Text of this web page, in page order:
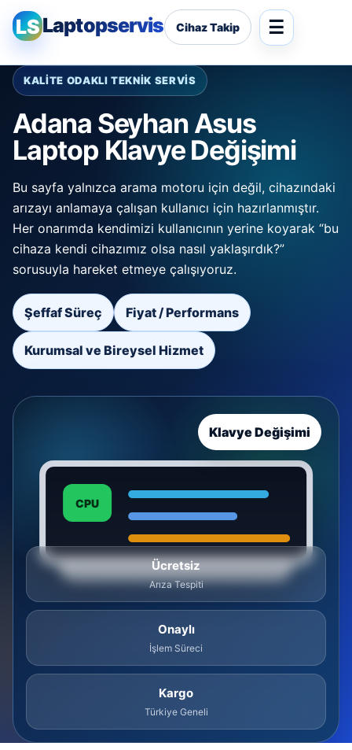
LSLaptopservis Cihaz Takip
KALİTE ODAKLI TEKNİK SERVİS
Adana Seyhan Asus
Laptop Klavye Değişimi
Bu sayfa yalnızca arama motoru için değil, cihazındaki
arızayı anlamaya çalışan kullanıcı için hazırlanmıştır.
Her onarımda kendimizi kullanıcının yerine koyarak “bu
cihaza kendi cihazımız olsa nasıl yaklaşırdık?”
sorusuyla hareket etmeye çalışıyoruz.
Şeffaf Süreç Fiyat / Performans
Kurumsal ve Bireysel Hizmet
CPU
Klavye Değişimi
Ücretsiz
Arıza Tespiti
Onaylı
İşlem Süreci
Kargo
Türkiye Geneli